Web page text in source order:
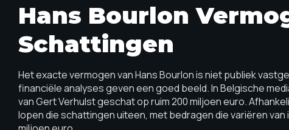
Hans Bourlon
Schattingen
Het exacte vermogen van Hans Bourlon is niet publiek
financiële analyses geven een goed beeld. In Belgische
van Gert Verhulst geschat op ruim 200 miljoen euro.
lopen die schattingen uiteen, met bedragen die variëren